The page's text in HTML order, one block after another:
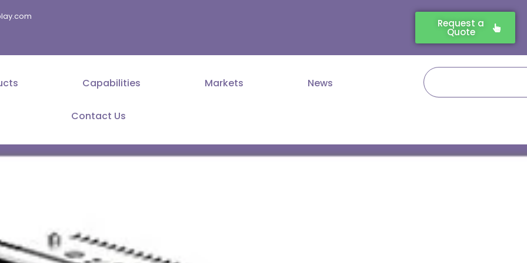
Request a
Quote
Capabilities Markets News
Contact Us
Search